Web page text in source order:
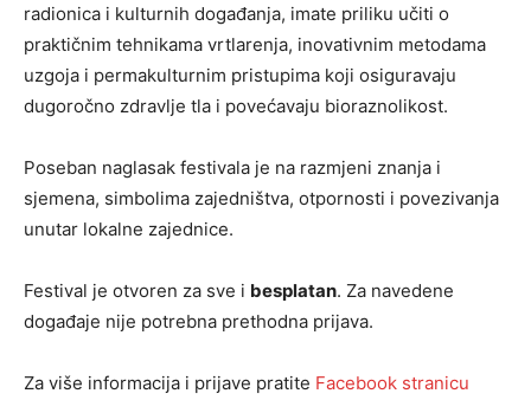
radionica i kulturnih događanja, imate priliku učiti o
praktičnim tehnikama vrtlarenja, inovativnim metodama
uzgoja i permakulturnim pristupima koji osiguravaju
dugoročno zdravlje tla i povećavaju bioraznolikost.
Poseban naglasak festivala je na razmjeni znanja i
sjemena, simbolima zajedništva, otpornosti i povezivanja
unutar lokalne zajednice.
Festival je otvoren za sve i besplatan. Za navedene
događaje nije potrebna prethodna prijava.
Za više informacija i prijave pratite Facebook stranicu